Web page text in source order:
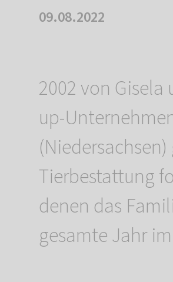
09.08.2022
2002 von
up-
Tierbestattung
denen das
gesamte Jahr